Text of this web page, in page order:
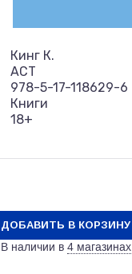
Кинг К.
АСТ
978-5-17-118629-6
Книги
18+
ДОБАВИТЬ В КОРЗИНУ
В наличии в 4 магазинах